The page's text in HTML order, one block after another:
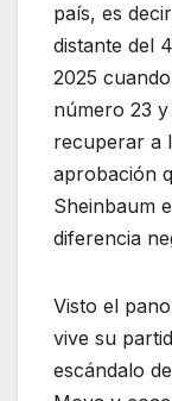
país, es
distante del
2025
número 23
recuperar a
aprobación
Sheinbaum
diferencia
Visto el
vive su
escándalo